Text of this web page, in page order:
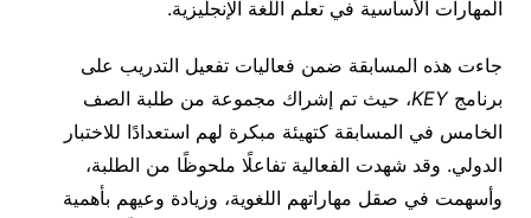
المهارات الأساسية في تعلّم اللغة الإنجليزية.
جاءت هذه المسابقة ضمن فعاليات تفعيل التدريب على
برنامجKEY، حيث تم إشراك مجموعة من طلبة الصف
الخامس في المسابقة كتهيئة مبكرة لهم استعدادًا للاختبار
الدولي. وقد شهدت الفعالية تفاعلًا ملحوظًا من الطلبة،
وأسهمت في صقل مهاراتهم اللغوية، وزيادة وعيهم بأهمية